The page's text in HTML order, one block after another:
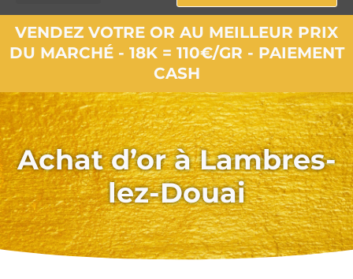
VENDEZ VOTRE OR AU MEILLEUR PRIX
DU MARCHÉ - 18K = 110€/GR - PAIEMENT
CASH
Achat d’or à Lambres-
lez-Douai